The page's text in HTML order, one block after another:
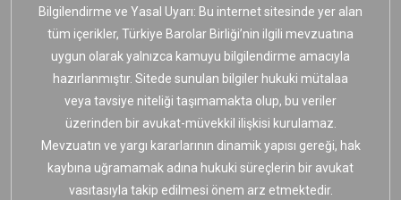
Bilgilendirme ve Yasal Uyarı: Bu internet sitesinde yer alan
tüm içerikler, Türkiye Barolar Birliği’nin ilgili mevzuatına
uygun olarak yalnızca kamuyu bilgilendirme amacıyla
hazırlanmıştır. Sitede sunulan bilgiler hukuki mütalaa
veya tavsiye niteliği taşımamakta olup, bu veriler
üzerinden bir avukat-müvekkil ilişkisi kurulamaz.
Mevzuatın ve yargı kararlarının dinamik yapısı gereği, hak
kaybına uğramamak adına hukuki süreçlerin bir avukat
vasıtasıyla takip edilmesi önem arz etmektedir.